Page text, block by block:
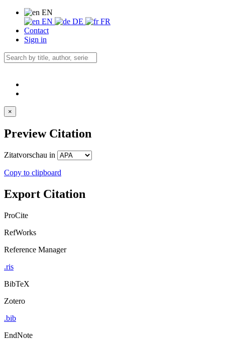
EN
EN
DE
FR
Contact
Sign in
×
Preview Citation
Zitatvorschau in
Copy to clipboard
Export Citation
ProCite
RefWorks
Reference Manager
.ris
BibTeX
Zotero
.bib
EndNote